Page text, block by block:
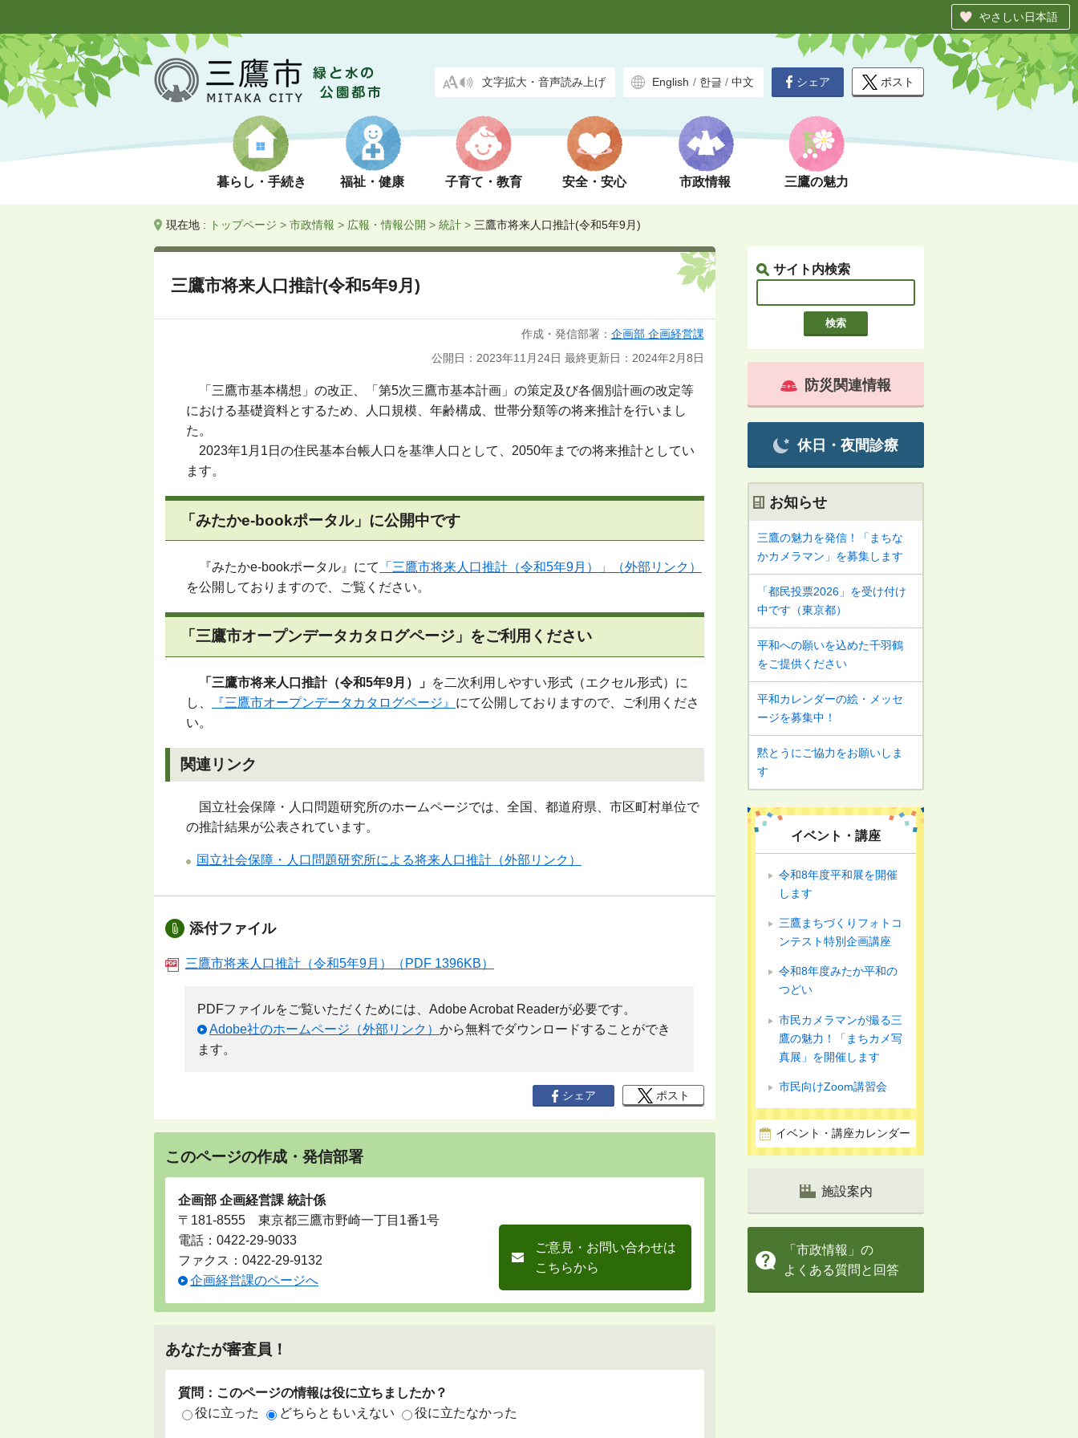
やさしい日本語
文字拡大・音声読み上げ English / 한글 / 中文
暮らし・手続き 福祉・健康 子育て・教育 安全・安心 市政情報 三鷹の魅力
シェア ポスト
現在地 : トップページ > 市政情報 > 広報・情報公開 > 統計 > 三鷹市将来人口推計(令和5年9月)
サイト内検索
三鷹市将来人口推計(令和5年9月)
作成・発信部署： 企画部 企画経営課
公開日：2023年11月24日 最終更新日：2024年2月8日
「三鷹市基本構想」の改正、「第5次三鷹市基本計画」の策定及び各個別計画の改定等
における基礎資料とするため、人口規模、年齢構成、世帯分類等の将来推計を行いまし
た。
2023年1月1日の住民基本台帳人口を基準人口として、2050年までの将来推計としてい
ます。
「みたかe-bookポータル」に公開中です
『みたかe-bookポータル』にて
「三鷹市将来人口推計（令和5年9月）」（外部リンク）
を公開しておりますので、ご覧ください。
「三鷹市オープンデータカタログページ」をご利用ください
「三鷹市将来人口推計（令和5年9月）」 を二次利用しやすい形式（エクセル形式）に
し、
『三鷹市オープンデータカタログページ』 にて公開しておりますので、ご利用くださ
い。
関連リンク
国立社会保障・人口問題研究所のホームページでは、全国、都道府県、市区町村単位で
の推計結果が公表されています。
国立社会保障・人口問題研究所による将来人口推計（外部リンク）
添付ファイル
三鷹市将来人口推計（令和5年9月）（PDF 1396KB）
PDFファイルをご覧いただくためには、Adobe Acrobat Readerが必要です。
Adobe社のホームページ（外部リンク） から無料でダウンロードすることができ
ます。
シェア ポスト
このページの作成・発信部署
企画部 企画経営課 統計係
〒181-8555 東京都三鷹市野崎一丁目1番1号
電話： 0422-29-9033
ファクス：0422-29-9132
企画経営課のページへ
ご意見・お問い合わせは
こちらから
あなたが審査員！
質問：このページの情報は役に立ちましたか？
役に立った
どちらともいえない 役に立たなかった
防災関連情報
休日・夜間診療
お知らせ
三鷹の魅力を発信！「まちな
かカメラマン」を募集します
「都民投票2026」を受け付け
中です（東京都）
平和への願いを込めた千羽鶴
をご提供ください
平和カレンダーの絵・メッセ
ージを募集中！
黙とうにご協力をお願いしま
す
イベント・講座
令和8年度平和展を開催
します
三鷹まちづくりフォトコ
ンテスト特別企画講座
令和8年度みたか平和の
つどい
市民カメラマンが撮る三
鷹の魅力！「まちカメ写
真展」を開催します
市民向けZoom講習会
イベント・講座カレンダー
施設案内
「市政情報」の
よくある質問と回答